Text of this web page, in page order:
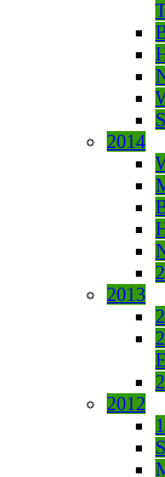
2014
2013
2012